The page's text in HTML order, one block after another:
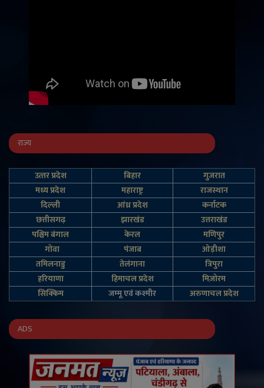
राज्य
उत्‍तर प्रदेश बिहार
गुजरात
मध्य प्रदेश
महाराष्ट्र
राजस्थान
दिल्‍ली
आंध्र प्रदेश
कर्नाटक
छत्तीसगढ़
झारखंड
उत्तराखंड
पश्चिम बंगाल
केरल
मणिपुर
गोवा
पंजाब
ओड़ीशा
तमिलनाडु
तेलंगाना
त्रिपुरा
हरियाणा
हिमाचल प्रदेश
मिज़ोरम
सिक्किम
जम्‍मू एवं कश्‍मीर अरुणाचल प्रदेश
ADS